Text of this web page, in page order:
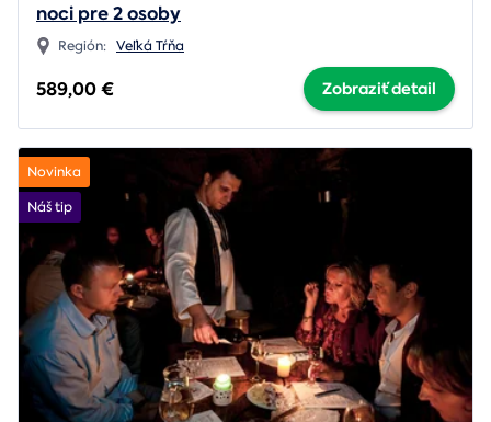
noci pre 2 osoby
Región: Veľká Tŕňa
589,00 € Zobraziť detail
Novinka
Náš tip